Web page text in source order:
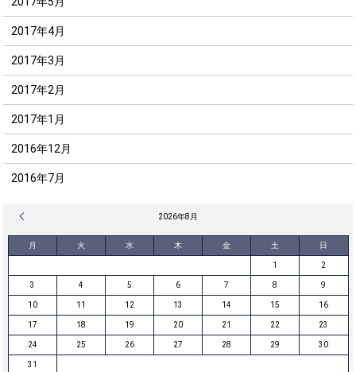
2017年4月
2017年3月
2017年2月
2017年1月
2016年12月
2016年7月
2026年8月
月 火 水 木 金 土 日
1 2
3 4 5 6 7 8 9
10 11 12 13 14 15 16
17 18 19 20 21 22 23
24 25 26 27 28 29 30
31